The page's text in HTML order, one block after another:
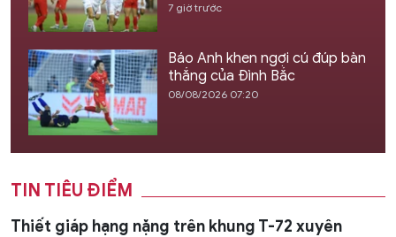
7 giờ trước
Báo Anh khen ngợi cú đúp bàn
thắng của Đình Bắc
08/08/2026 07:20
TIN TIÊU ĐIỂM
Thiết giáp hạng nặng trên khung T-72 xuyên